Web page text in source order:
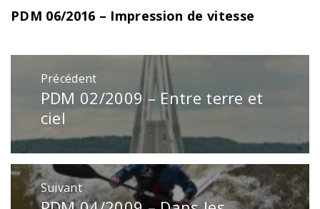
PDM 06/2016 – Impression de vitesse
l’article
Précédent
Publication
précédente
PDM 02/2009 – Entre terre et
ciel
Suivant
Publication